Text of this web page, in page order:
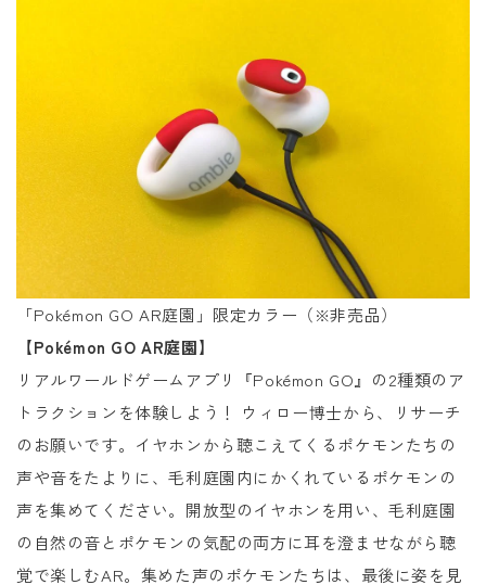
「Pokémon GO AR庭園」限定カラー（※非売品）
【Pokémon GO AR庭園】
リアルワールドゲームアプリ『Pokémon GO』の2種類のア
トラクションを体験しよう！ ウィロー博士から、リサーチ
のお願いです。イヤホンから聴こえてくるポケモンたちの
声や音をたよりに、毛利庭園内にかくれているポケモンの
声を集めてください。開放型のイヤホンを用い、毛利庭園
の自然の音とポケモンの気配の両方に耳を澄ませながら聴
覚で楽しむAR。集めた声のポケモンたちは、最後に姿を見